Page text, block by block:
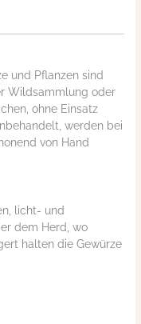
und Pflanzen sind
Wildsammlung oder
ohne Einsatz
werden bei
von Hand
licht- und
dem Herd, wo
halten die Gewürze